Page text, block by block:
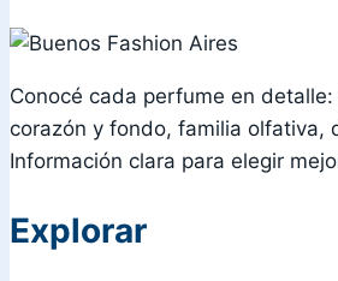
Conocé cada perfume en
corazón y fondo, familia olfativa,
Información clara para elegir
Explorar